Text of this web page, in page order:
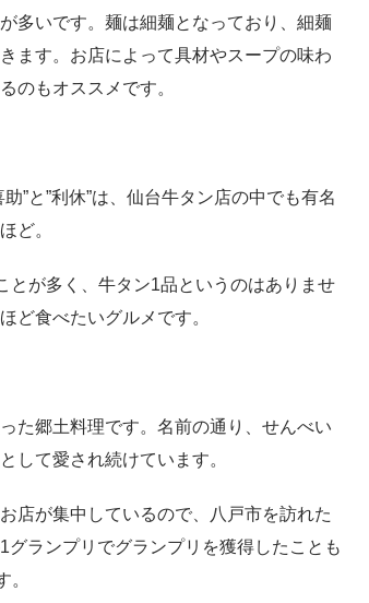
多いです。麺は細麺となっており、細麺
ます。お店によって具材やスープの味わ
のもオススメです。
”と”利休”は、仙台牛タン店の中でも有名
ど。
とが多く、牛タン1品というのはありませ
ど食べたいグルメです。
た郷土料理です。名前の通り、せんべい
して愛され続けています。
店が集中しているので、八戸市を訪れた
ランプリでグランプリを獲得したことも
。